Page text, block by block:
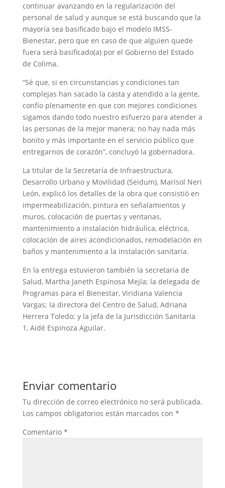
continuar avanzando en la regularización del
personal de salud y aunque se está buscando que la
mayoría sea basificado bajo el modelo IMSS-
Bienestar, pero que en caso de que alguien quede
fuera será basificado(a) por el Gobierno del Estado
de Colima.
“Sé que, si en circunstancias y condiciones tan
complejas han sacado la casta y atendido a la gente,
confío plenamente en que con mejores condiciones
sigamos dando todo nuestro esfuerzo para atender a
las personas de la mejor manera; no hay nada más
bonito y más importante en el servicio público que
entregarnos de corazón”, concluyó la gobernadora.
La titular de la Secretaría de Infraestructura,
Desarrollo Urbano y Movilidad (Seidum), Marisol Neri
León, explicó los detalles de la obra que consistió en
impermeabilización, pintura en señalamientos y
muros, colocación de puertas y ventanas,
mantenimiento a instalación hidráulica, eléctrica,
colocación de aires acondicionados, remodelación en
baños y mantenimiento a la instalación sanitaria.
En la entrega estuvieron también la secretaria de
Salud, Martha Janeth Espinosa Mejía; la delegada de
Programas para el Bienestar, Viridiana Valencia
Vargas; la directora del Centro de Salud, Adriana
Herrera Toledo; y la jefa de la Jurisdicción Sanitaria
1, Aidé Espinoza Aguilar.
Enviar comentario
Tu dirección de correo electrónico no será publicada.
Los campos obligatorios están marcados con *
Comentario *